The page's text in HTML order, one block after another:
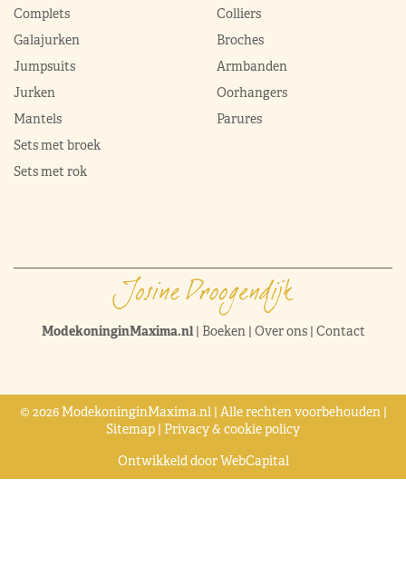
Complets
Galajurken
Jumpsuits
Jurken
Mantels
Sets met broek
Sets met rok
Colliers
Broches
Armbanden
Oorhangers
Parures
ModekoninginMaxima.nl| Boeken| Over ons| Contact
© 2026 ModekoninginMaxima.nl | Alle rechten voorbehouden |
Sitemap | Privacy & cookie policy
Ontwikkeld doorWebCapital